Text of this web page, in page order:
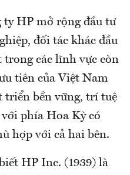
ty HP mở rộng đầu tư
đối tác khác đầu
các lĩnh vực còn
tiên của Việt Nam
triển bền vững, trí tuệ
phía Hoa Kỳ có
hợp với cả hai bên.
HP Inc. (1939) là